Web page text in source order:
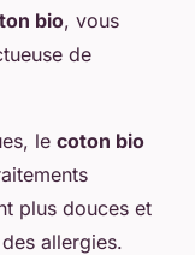
bio, vous
de
le coton bio
plus douces et
allergies.